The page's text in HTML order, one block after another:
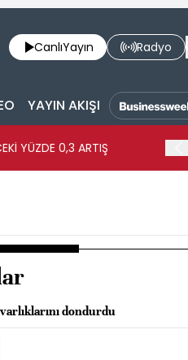
CanlıYayın Radyo
YAYIN AKIŞI
YÜZDE 0,3 ARTIŞ
dondurdu